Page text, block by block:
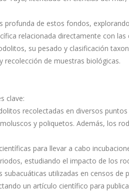
de estos fondos,
relacionada directamente con
su pesado y clasificación
recolección de muestras biológicas.
clave:
recolectadas en diversos
y poliquetos. Además, los
para llevar a cabo
estudiando el impacto de los
utilizadas en censos de
un artículo científico para